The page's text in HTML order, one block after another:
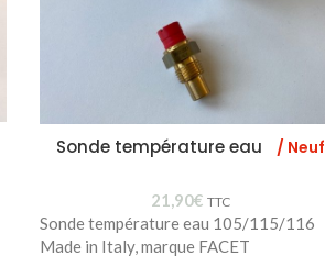
Sonde température eau / Neuf
21,90€ TTC
Sonde température eau 105/115/116
Made in Italy, marque FACET